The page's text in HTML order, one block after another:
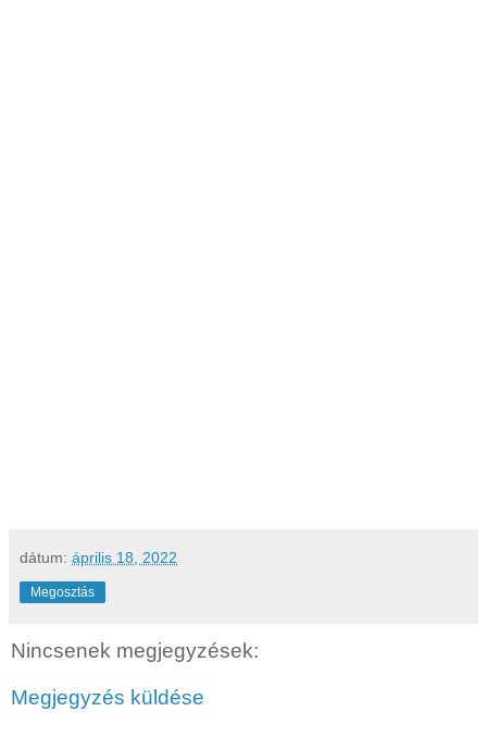
dátum: április 18, 2022
Megosztás
Nincsenek megjegyzések:
Megjegyzés küldése